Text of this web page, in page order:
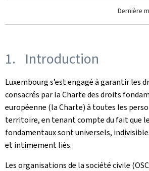
Dernière
1. Introduction
Luxembourg s’est engagé à garantir les
consacrés par la Charte des droits
européenne (la Charte) à toutes les
territoire, en tenant compte du fait que
fondamentaux sont universels,
et intimement liés.
Les organisations de la société civile